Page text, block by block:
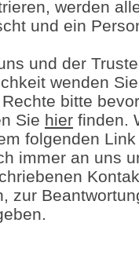
werden
und ein
und der
wenden
bitte
Sie hier finden.
folgenden
immer an uns
zur